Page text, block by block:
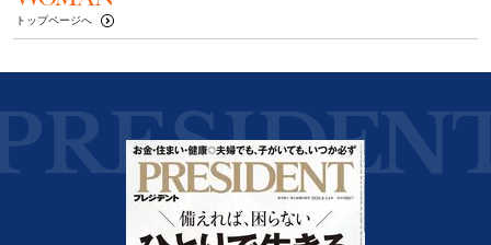
トップページへ